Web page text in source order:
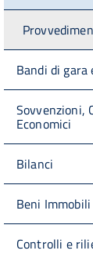
Bandi di
Sovvenzioni,
Economici
Bilanci
Beni
Controlli e